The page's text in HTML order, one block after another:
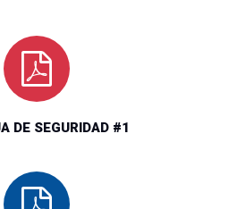
baja viscosidad, libre de solventes,
la adherencia al penetrar en el
a reducir la formación de burbujas
formación de burbujas de capas de
DE SEGURIDAD #1